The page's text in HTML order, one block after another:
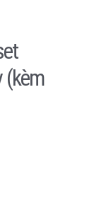
(kèm